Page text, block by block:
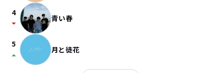
4
arrow_drop_down 青い春
5
arrow_drop_up 月と徒花